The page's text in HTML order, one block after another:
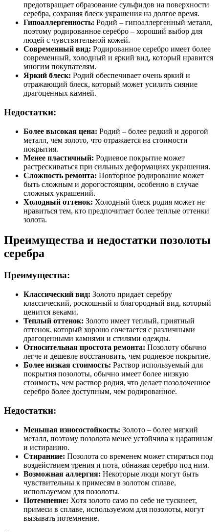
предотвращает образование сульфидов на поверхности
серебра, сохраняя блеск украшения на долгое время.
Гипоаллергенность: Родий – гипоаллергенный металл,
поэтому родированное серебро – хороший выбор для
людей с чувствительной кожей.
Современный вид: Родированное серебро имеет более
современный, холодный и яркий вид, который нравится
многим покупателям.
Яркий блеск: Родий обеспечивает очень яркий и
отражающий блеск, который может усилить сияние
драгоценных камней.
Недостатки:
Более высокая цена: Родий – более редкий и дорогой
металл, чем золото, что отражается на стоимости
покрытия.
Менее пластичный: Родиевое покрытие может
растрескиваться при сильных деформациях украшения.
Сложность ремонта: Повторное родирование может
быть сложным и дорогостоящим, особенно в случае
сложных украшений.
Холодный оттенок: Холодный блеск родия может не
нравиться тем, кто предпочитает более теплые оттенки
золота.
Преимущества и недостатки позолоты
серебра
Преимущества:
Классический вид: Золото придает серебру
классический, роскошный и благородный вид, который
ценится веками.
Теплый оттенок: Золото имеет теплый, приятный
оттенок, который хорошо сочетается с различными
драгоценными камнями и стилями одежды.
Относительная простота ремонта: Позолоту обычно
легче и дешевле восстановить, чем родиевое покрытие.
Более низкая стоимость: Раствор используемый для
покрытия позолоты, обычно имеет более низкую
стоимость, чем раствор родия, что делает позолоченное
серебро более доступным, чем родированное.
Недостатки:
Меньшая износостойкость: Золото – более мягкий
металл, поэтому позолота менее устойчива к царапинам
и истиранию.
Стиранние: Позолота со временем может стираться под
воздействием трения и пота, обнажая серебро под ним.
Возможная аллергия: Некоторые люди могут быть
чувствительны к примесям в золотом сплаве,
используемом для позолоты.
Потемнение: Хотя золото само по себе не тускнеет,
примеси в сплаве, используемом для позолоты, могут
вызывать потемнение.